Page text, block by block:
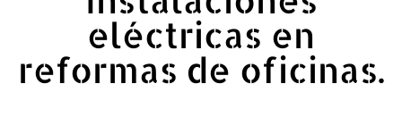
eléctricas en
reformas de oficinas.